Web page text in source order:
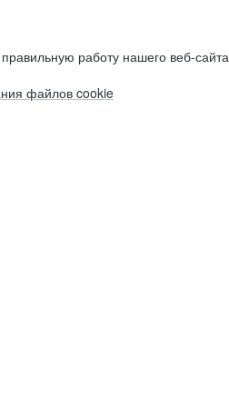
работу нашего веб-
файлов cookie